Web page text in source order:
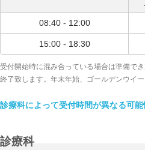
08:40 - 12:00
15:00 - 18:30
受付開始時に混み合っている場合は準備で
終了致します。年末年始、ゴールデンウイ
診療科によって受付時間が異なる可
診療科